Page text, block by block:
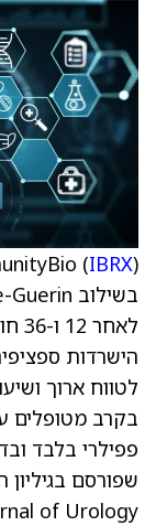
(IBRX
הישרדות
לטווח ארוך
בקרב מטופלים